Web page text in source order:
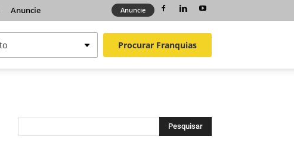
Anuncie Anuncie
Procurar Franquias